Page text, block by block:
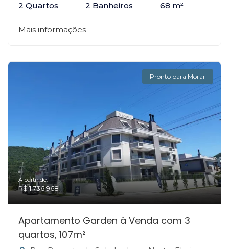
2 Quartos 2 Banheiros 68 m²
Mais informações
Pronto para Morar
A partir de:
R$ 1.736.968
Apartamento Garden à Venda com 3
quartos, 107m²